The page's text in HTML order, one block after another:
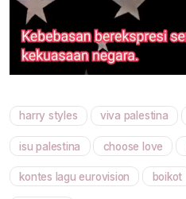
harry styles viva palestina
isu palestina choose love
kontes lagu eurovision boikot